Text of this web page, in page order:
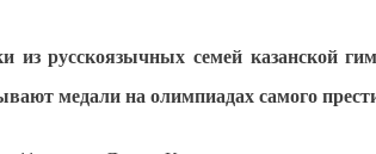
из русскоязычных семей казанской
медали на олимпиадах самого